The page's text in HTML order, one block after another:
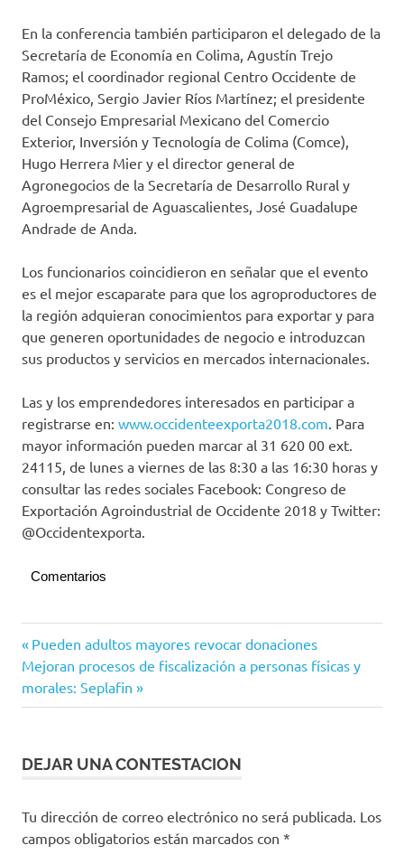
En la conferencia también participaron el delegado de la
Secretaría de Economía en Colima, Agustín Trejo
Ramos; el coordinador regional Centro Occidente de
ProMéxico, Sergio Javier Ríos Martínez; el presidente
del Consejo Empresarial Mexicano del Comercio
Exterior, Inversión y Tecnología de Colima (Comce),
Hugo Herrera Mier y el director general de
Agronegocios de la Secretaría de Desarrollo Rural y
Agroempresarial de Aguascalientes, José Guadalupe
Andrade de Anda.
Los funcionarios coincidieron en señalar que el evento
es el mejor escaparate para que los agroproductores de
la región adquieran conocimientos para exportar y para
que generen oportunidades de negocio e introduzcan
sus productos y servicios en mercados internacionales.
Las y los emprendedores interesados en participar a
registrarse en: www.occidenteexporta2018.com. Para
mayor información pueden marcar al 31 620 00 ext.
24115, de lunes a viernes de las 8:30 a las 16:30 horas y
consultar las redes sociales Facebook: Congreso de
Exportación Agroindustrial de Occidente 2018 y Twitter:
@Occidentexporta.
Comentarios
Navegación
de
entradas
Entrada
anterior:
Pueden adultos mayores revocar donaciones
Siguiente
entrada:
Mejoran procesos de fiscalización a personas físicas y
morales: Seplafin
DEJAR UNA CONTESTACION
Tu dirección de correo electrónico no será publicada. Los
campos obligatorios están marcados con *